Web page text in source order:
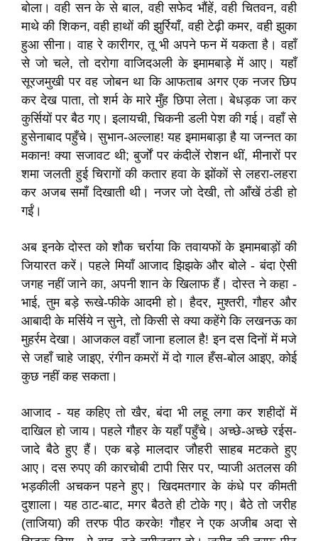
बोला। वही सन के से बाल, वही सफेद भौंहें, वही चितवन, वही
माथे की शिकन, वही हाथों की झुर्रियाँ, वही टेढ़ी कमर, वही झुका
हुआ सीना। वाह रे कारीगर, तू भी अपने फन में यकता है। वहाँ
से जो चले, तो दरोगा वाजिदअली के इमामबाड़े में आए। यहाँ
सूरजमुखी पर वह जोबन था कि आफताब अगर एक नजर छिप
कर देख पाता, तो शर्म के मारे मुँह छिपा लेता। बेधड़क जा कर
कुर्सियों पर बैठ गए। इलायची, चिकनी डली पेश की गई। वहाँ से
हुसेनाबाद पहुँचे। सुभान-अल्लाह! यह इमामबाड़ा है या जन्नत का
मकान! क्या सजावट थी; बुर्जों पर कंदीलें रोशन थीं, मीनारों पर
शमा जलती हुई चिरागों की कतार हवा के झोंकों से लहरा-लहरा
कर अजब समाँ दिखाती थी। नजर जो देखी, तो आँखें ठंडी हो
गईं।
अब इनके दोस्त को शौक चर्राया कि तवायफों के इमामबाड़ों की
जियारत करें। पहले मियाँ आजाद झिझके और बोले - बंदा ऐसी
जगह नहीं जाने का, अपनी शान के खिलाफ हैं। दोस्त ने कहा -
भाई, तुम बड़े रूखे-फीके आदमी हो। हैदर, मुश्तरी, गौहर और
आबादी के मर्सिये न सुने, तो किसी से क्या कहेंगे कि लखनऊ का
मुहर्रम देखा। आजकल वहाँ जाना हलाल है! इन दस दिनों में मजे
से जहाँ चाहे जाइए, रंगीन कमरों में दो गाल हँस-बोल आइए, कोई
कुछ नहीं कह सकता।
आजाद - यह कहिए तो खैर, बंदा भी लहू लगा कर शहीदों में
दाखिल हो जाय। पहले गौहर के यहाँ पहुँचे। अच्छे-अच्छे रईस-
जादे बैठे हुए हैं। एक बड़े मालदार जौहरी साहब मटकते हुए
आए। दस रुपए की कारचोबी टापी सिर पर, प्याजी अतलस की
भड़कीली अचकन पहने हुए। खिदमतगार के कंधे पर कीमती
दुशाला। यह ठाट-बाट, मगर बैठते ही टोके गए। बैठे तो जरीह
(ताजिया) की तरफ पीठ करके! गौहर ने एक अजीब अदा से